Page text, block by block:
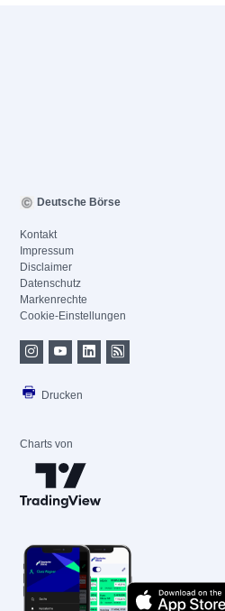
Deutsche Börse
Kontakt
Impressum
Disclaimer
Datenschutz
Markenrechte
Cookie-Einstellungen
Drucken
Charts von